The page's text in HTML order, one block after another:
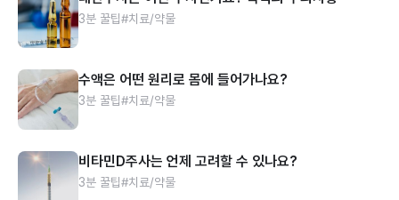
3분 꿀팁#치료/약물
수액은 어떤 원리로 몸에 들어가나요?
3분 꿀팁#치료/약물
비타민D주사는 언제 고려할 수 있나요?
3분 꿀팁#치료/약물